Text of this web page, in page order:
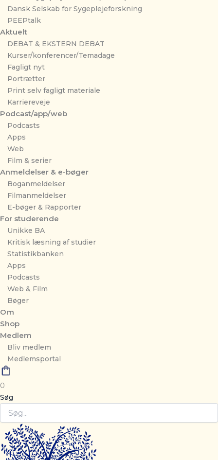
Dansk Selskab for Sygeplejeforskning
PEEPtalk
Aktuelt
DEBAT & EKSTERN DEBAT
Kurser/konferencer/Temadage
Fagligt nyt
Portrætter
Print selv fagligt materiale
Karriereveje
Podcast/app/web
Podcasts
Apps
Web
Film & serier
Anmeldelser & e-bøger
Boganmeldelser
Filmanmeldelser
E-bøger & Rapporter
For studerende
Unikke BA
Kritisk læsning af studier
Statistikbanken
Apps
Podcasts
Web & Film
Bøger
Om
Shop
Medlem
Bliv medlem
Medlemsportal
0
Søg